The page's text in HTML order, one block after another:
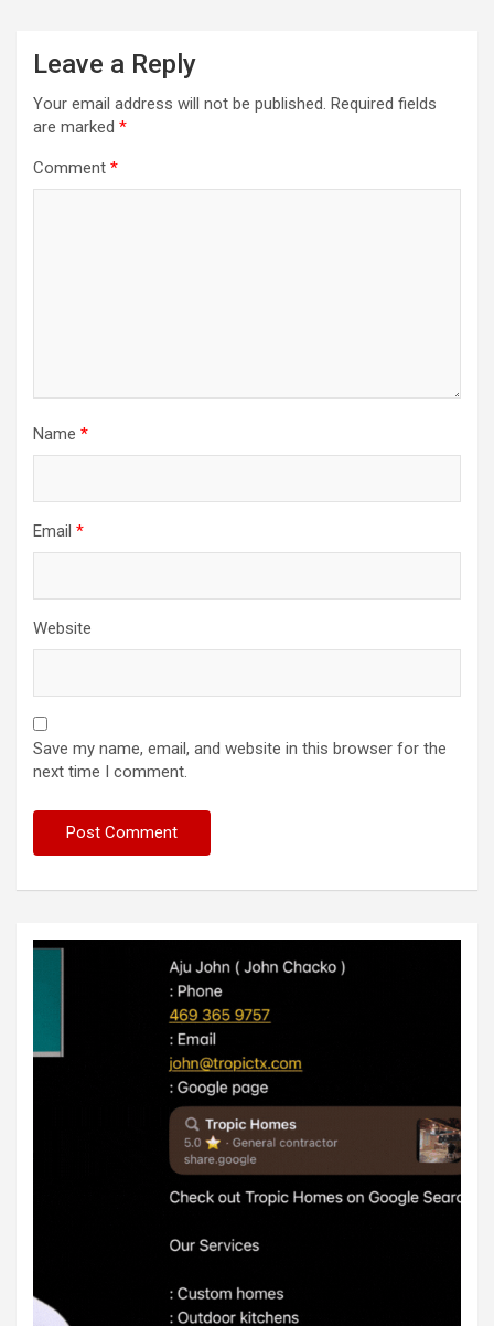
Leave a Reply
Your email address will not be published. Required fields
are marked *
Comment *
Name *
Email *
Website
Save my name, email, and website in this browser for the
next time I comment.